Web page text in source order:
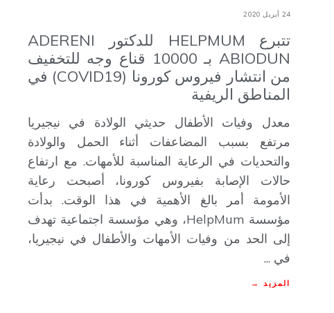
24 أبريل 2020
تتبرع HELPMUM للدكتور ADERENI
ABIODUN بـ 10000 قناع وجه للتخفيف
من انتشار فيروس كورونا (COVID19) في
المناطق الريفية
معدل وفيات الأطفال حديثي الولادة في نيجيريا
مرتفع بسبب المضاعفات أثناء الحمل والولادة
والتحديات في الرعاية المناسبة للأمهات. مع ارتفاع
حالات الإصابة بفيروس كورونا، أصبحت رعاية
الأمومة أمر بالغ الأهمية في هذا الوقت. بدأت
مؤسسة HelpMum، وهي مؤسسة اجتماعية تهدف
إلى الحد من وفيات الأمهات والأطفال في نيجيريا،
في ...
المزيد →